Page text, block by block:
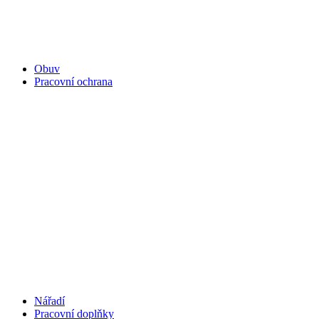
Obuv
Pracovní ochrana
Nářadí
Pracovní doplňky